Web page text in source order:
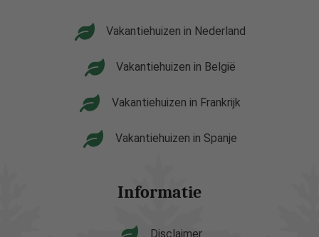
Vakantiehuizen in Nederland
Vakantiehuizen in België
Vakantiehuizen in Frankrijk
Vakantiehuizen in Spanje
Informatie
Disclaimer